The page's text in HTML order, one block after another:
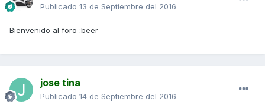
Publicado 13 de Septiembre del 2016
Bienvenido al foro :beer
jose tina
Publicado 14 de Septiembre del 2016